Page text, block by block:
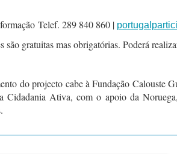
Telef. 289 840 860 |
são gratuitas mas obrigatórias. Poderá
do projecto cabe à Fundação Calouste
Cidadania Ativa, com o apoio da